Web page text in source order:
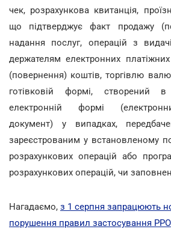
чек, розрахункова квитанція,
що підтверджує факт продажу
надання послуг, операцій з
держателям електронних
(повернення) коштів, торгівлю
готівковій формі, створений
електронній формі
документ) у випадках,
зареєстрованим у встановленому
розрахункових операцій або
розрахункових операцій, чи
Нагадаємо, з 1 серпня запрацюють
порушення правил застосування РРО